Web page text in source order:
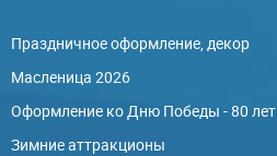
Праздничное оформление, декор
Масленица 2026
Оформление ко Дню Победы - 80 лет
Зимние аттракционы